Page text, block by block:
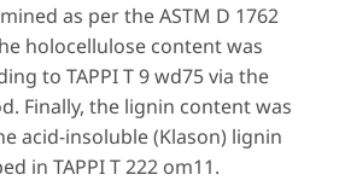
as per the ASTM D 1762
holocellulose content was
to TAPPI T 9 wd75 via the
Finally, the lignin content was
acid-insoluble (Klason) lignin
in TAPPI T 222 om11.